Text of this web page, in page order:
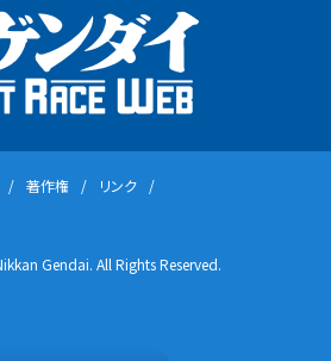
著作権
リンク
Gendai. All Rights Reserved.